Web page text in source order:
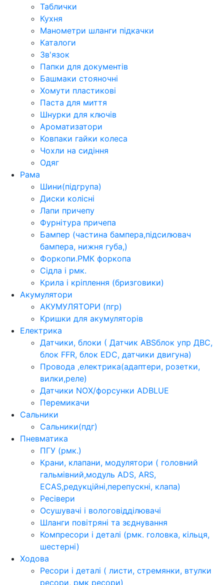
Таблички
Кухня
Манометри шланги підкачки
Каталоги
Зв'язок
Папки для документів
Башмаки стояночні
Хомути пластикові
Паста для миття
Шнурки для ключів
Ароматизатори
Ковпаки гайки колеса
Чохли на сидіння
Одяг
Рама
Шини(підгрупа)
Диски колісні
Лапи причепу
Фурнітура причепа
Бампер (частина бампера,підсилювач
бампера, нижня губа,)
Форкопи.РМК форкопа
Сідла і рмк.
Крила і кріплення (бризговики)
Акумулятори
АКУМУЛЯТОРИ (пгр)
Кришки для акумуляторів
Електрика
Датчики, блоки ( Датчик ABSблок упр ДВС,
блок FFR, блок EDC, датчики двигуна)
Провода ,електрика(адаптери, розетки,
вилки,реле)
Датчики NOX/форсунки ADBLUE
Перемикачи
Сальники
Сальники(пдг)
Пневматика
ПГУ (рмк.)
Крани, клапани, модулятори ( головний
гальмівний,модуль ADS, ARS,
ECAS,редукційні,перепускні, клапа)
Ресівери
Осушувачі і вологовідділювачі
Шланги повітряні та зєднування
Компресори і деталі (рмк. головка, кільця,
шестерні)
Ходова
Ресори і деталі ( листи, стремянки, втулки
ресори, рмк ресори)